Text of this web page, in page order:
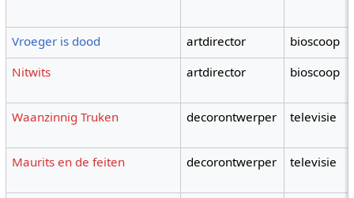
Vroeger is dood artdirector
bioscoop
Nitwits
artdirector bioscoop
Waanzinnig Truken decorontwerper televisie
Maurits en de feiten decorontwerper televisie